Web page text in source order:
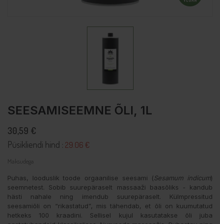
SEESAMISEEMNE ÕLI, 1L
30,59 €
Püsikliendi hind : 29.06 €
Maksudega
Puhas, looduslik toode orgaanilise seesami (Sesamum indicum)
seemnetest. Sobib suurepäraselt massaaži baasõliks - kandub
hästi nahale ning imendub suurepäraselt. Külmpressitud
seesamiõli on “rikastatud”, mis tähendab, et õli on kuumutatud
hetkeks 100 kraadini. Sellisel kujul kasutatakse õli juba